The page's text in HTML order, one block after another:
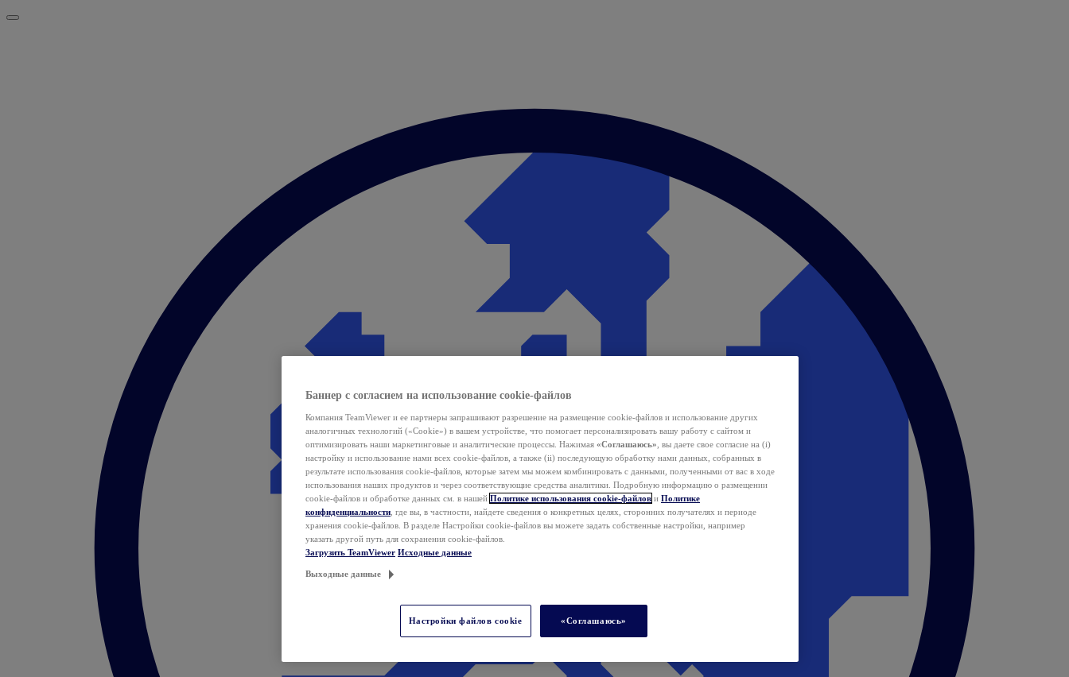
Баннер с согласием на использование cookie-файлов
Компания TeamViewer и ее партнеры запрашивают разрешение на размещение cookie-файлов и использование других
аналогичных технологий («Cookie») в вашем устройстве, что помогает персонализировать вашу работу с сайтом и
оптимизировать наши маркетинговые и аналитические процессы. Нажимая «Соглашаюсь» , вы даете свое согласие на (i)
настройку и использование нами всех cookie-файлов, а также (ii) последующую обработку нами данных, собранных в
результате использования cookie-файлов, которые затем мы можем комбинировать с данными, полученными от вас в ходе
использования наших продуктов и через соответствующие средства аналитики. Подробную информацию о размещении
cookie-файлов и обработке данных см. в нашей Политике использования cookie-файлов и Политике
конфиденциальности , где вы, в частности, найдете сведения о конкретных целях, сторонних получателях и периоде
хранения cookie-файлов. В разделе Настройки cookie-файлов вы можете задать собственные настройки, например
указать другой путь для сохранения cookie-файлов.
Загрузить TeamViewer Исходные данные
Выходные данные
Настройки файлов cookie «Соглашаюсь»